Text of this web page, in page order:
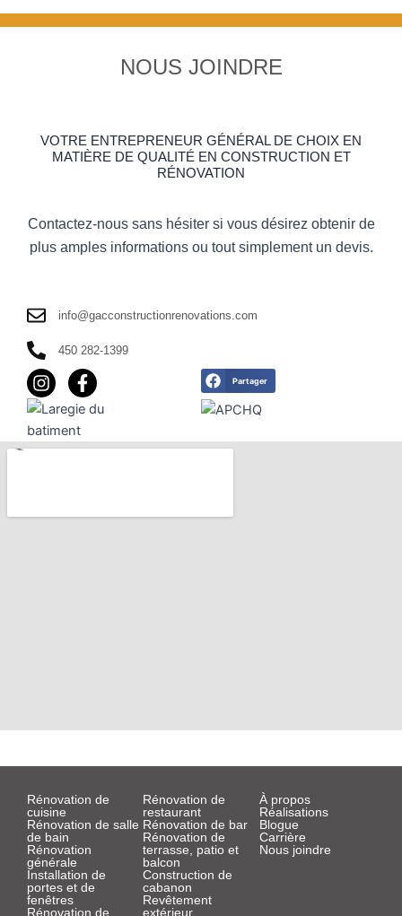
NOUS JOINDRE
VOTRE ENTREPRENEUR GÉNÉRAL DE CHOIX EN
MATIÈRE DE QUALITÉ EN CONSTRUCTION ET
RÉNOVATION
Contactez-nous sans hésiter si vous désirez obtenir de
plus amples informations ou tout simplement un devis.
info@gacconstructionrenovations.com
450 282-1399
I
n
s
t
a
m
F
a
c
b
-
Partager
Rénovation de
cuisine
Rénovation de salle
de bain
Rénovation
générale
Installation de
portes et de
fenêtres
Rénovation de
Rénovation de
restaurant
Rénovation de bar
Rénovation de
terrasse, patio et
balcon
Construction de
cabanon
Revêtement
extérieur
À propos
Réalisations
Blogue
Carrière
Nous joindre